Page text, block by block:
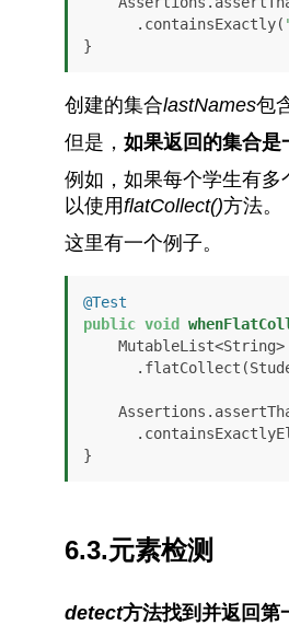
      .containsExactly(
}
创建的集合lastNames包
但是， 如果返回的集合是
例如，如果每个学生有
以使用flatCollect()方法。
这里有一个例子。
@Test
public void
}
6.3.元素检测
detect方法找到并返回第